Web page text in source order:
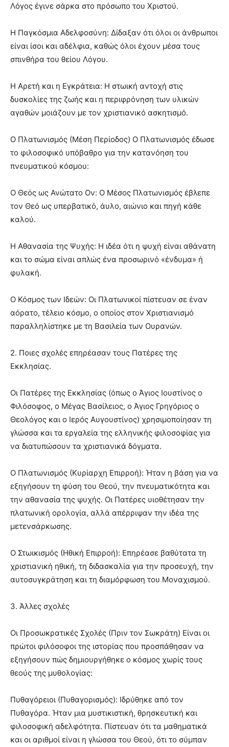
Λόγος έγινε σάρκα στο πρόσωπο του Χριστού.
Η Παγκόσμια Αδελφοσύνη: Δίδαξαν ότι όλοι οι άνθρωποι
είναι ίσοι και αδέλφια, καθώς όλοι έχουν μέσα τους
σπινθήρα του θείου Λόγου.
Η Αρετή και η Εγκράτεια: Η στωική αντοχή στις
δυσκολίες της ζωής και η περιφρόνηση των υλικών
αγαθών μοιάζουν με τον χριστιανικό ασκητισμό.
Ο Πλατωνισμός (Μέση Περίοδος) Ο Πλατωνισμός έδωσε
το φιλοσοφικό υπόβαθρο για την κατανόηση του
πνευματικού κόσμου:
Ο Θεός ως Ανώτατο Ον: Ο Μέσος Πλατωνισμός έβλεπε
τον Θεό ως υπερβατικό, άυλο, αιώνιο και πηγή κάθε
καλού.
Η Αθανασία της Ψυχής: Η ιδέα ότι η ψυχή είναι αθάνατη
και το σώμα είναι απλώς ένα προσωρινό «ένδυμα» ή
φυλακή.
Ο Κόσμος των Ιδεών: Οι Πλατωνικοί πίστευαν σε έναν
αόρατο, τέλειο κόσμο, ο οποίος στον Χριστιανισμό
παραλληλίστηκε με τη Βασιλεία των Ουρανών.
2. Ποιες σχολές επηρέασαν τους Πατέρες της
Εκκλησίας.
Οι Πατέρες της Εκκλησίας (όπως ο Άγιος Ιουστίνος ο
Φιλόσοφος, ο Μέγας Βασίλειος, ο Άγιος Γρηγόριος ο
Θεολόγος και ο Ιερός Αυγουστίνος) χρησιμοποίησαν τη
γλώσσα και τα εργαλεία της ελληνικής φιλοσοφίας για
να διατυπώσουν τα χριστιανικά δόγματα.
Ο Πλατωνισμός (Κυρίαρχη Επιρροή): Ήταν η βάση για να
εξηγήσουν τη φύση του Θεού, την πνευματικότητα και
την αθανασία της ψυχής. Οι Πατέρες υιοθέτησαν την
πλατωνική ορολογία, αλλά απέρριψαν την ιδέα της
μετενσάρκωσης.
Ο Στωικισμός (Ηθική Επιρροή): Επηρέασε βαθύτατα τη
χριστιανική ηθική, τη διδασκαλία για την προσευχή, την
αυτοσυγκράτηση και τη διαμόρφωση του Μοναχισμού.
3. Άλλες σχολές
Οι Προσωκρατικές Σχολές (Πριν τον Σωκράτη) Είναι οι
πρώτοι φιλόσοφοι της ιστορίας που προσπάθησαν να
εξηγήσουν πώς δημιουργήθηκε ο κόσμος χωρίς τους
θεούς της μυθολογίας:
Πυθαγόρειοι (Πυθαγορισμός): Ιδρύθηκε από τον
Πυθαγόρα. Ήταν μια μυστικιστική, θρησκευτική και
φιλοσοφική αδελφότητα. Πίστευαν ότι τα μαθηματικά
και οι αριθμοί είναι η γλώσσα του Θεού, ότι το σύμπαν